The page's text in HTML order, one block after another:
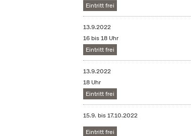
Eintritt frei
13.9.2022
16 bis 18 Uhr
Eintritt frei
13.9.2022
18 Uhr
Eintritt frei
15.9. bis17.10.2022
Eintritt frei